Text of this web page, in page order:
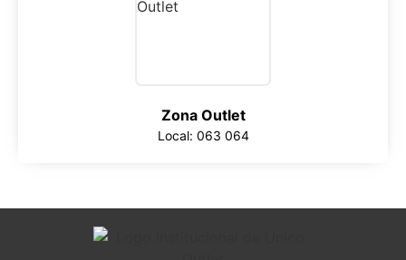
Zona Outlet
Local: 063 064